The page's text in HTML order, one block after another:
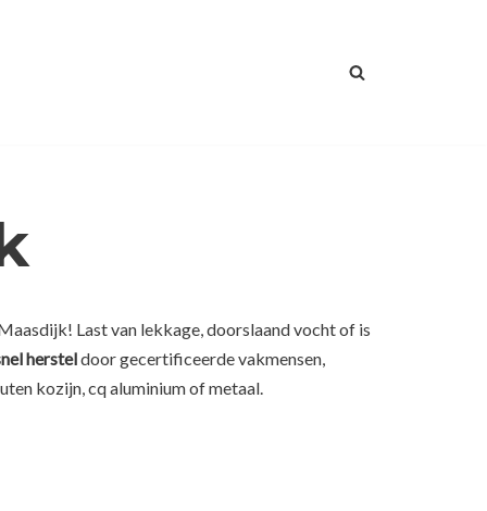
Last van lekkage, doorslaand vocht of is
hersteldoor gecertificeerde vakmensen,
kozijn, cq aluminium of metaal.